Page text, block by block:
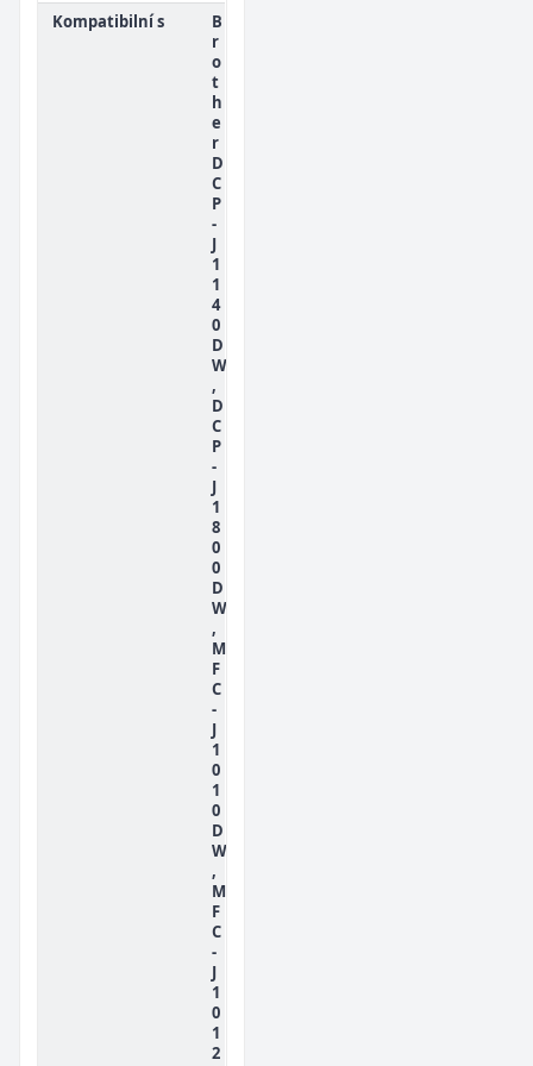
Kompatibilní s
B
r
o
t
h
e
r
D
C
P
-
J
1
1
4
0
D
W
,
D
C
P
-
J
1
8
0
0
D
W
,
M
F
C
-
J
1
0
1
0
D
W
,
M
F
C
-
J
1
0
1
2